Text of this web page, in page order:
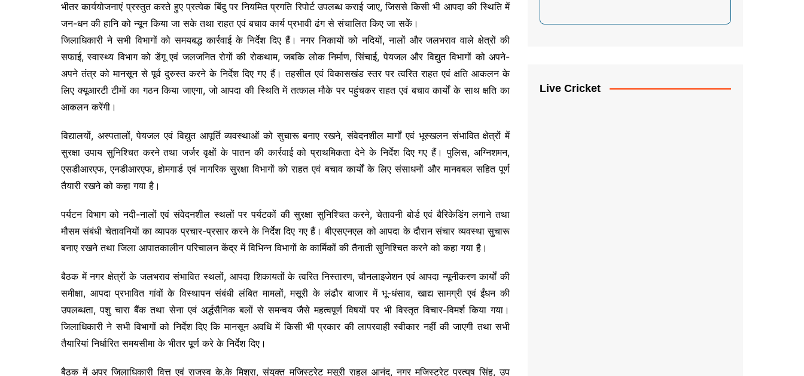
भीतर कार्ययोजनाएं प्रस्तुत करते हुए प्रत्येक बिंदु पर नियमित प्रगति रिपोर्ट उपलब्ध कराई जाए, जिससे किसी भी आपदा की स्थिति में
जन-धन की हानि को न्यून किया जा सके तथा राहत एवं बचाव कार्य प्रभावी ढंग से संचालित किए जा सकेें।
जिलाधिकारी ने सभी विभागों को समयबद्ध कार्रवाई के निर्देश दिए हैं। नगर निकायों को नदियों, नालों और जलभराव वाले क्षेत्रों की
सफाई, स्वास्थ्य विभाग को डेंगू एवं जलजनित रोगों की रोकथाम, जबकि लोक निर्माण, सिंचाई, पेयजल और विद्युत विभागों को अपने-
अपने तंत्र को मानसून से पूर्व दुरुस्त करने के निर्देश दिए गए हैं। तहसील एवं विकासखंड स्तर पर त्वरित राहत एवं क्षति आकलन के
लिए क्यूआरटी टीमों का गठन किया जाएगा, जो आपदा की स्थिति में तत्काल मौके पर पहुंचकर राहत एवं बचाव कार्यों के साथ क्षति का
आकलन करेंगी।
विद्यालयों, अस्पतालों, पेयजल एवं विद्युत आपूर्ति व्यवस्थाओं को सुचारू बनाए रखने, संवेदनशील मार्गों एवं भूस्खलन संभावित क्षेत्रों में
सुरक्षा उपाय सुनिश्चित करने तथा जर्जर वृक्षों के पातन की कार्रवाई को प्राथमिकता देने के निर्देश दिए गए हैं। पुलिस, अग्निशमन,
एसडीआरएफ, एनडीआरएफ, होमगार्ड एवं नागरिक सुरक्षा विभागों को राहत एवं बचाव कार्यों के लिए संसाधनों और मानवबल सहित पूर्ण
तैयारी रखने को कहा गया है।
पर्यटन विभाग को नदी-नालों एवं संवेदनशील स्थलों पर पर्यटकों की सुरक्षा सुनिश्चित करने, चेतावनी बोर्ड एवं बैरिकेडिंग लगाने तथा
मौसम संबंधी चेतावनियों का व्यापक प्रचार-प्रसार करने के निर्देश दिए गए हैं। बीएसएनएल को आपदा के दौरान संचार व्यवस्था सुचारू
बनाए रखने तथा जिला आपातकालीन परिचालन केंद्र में विभिन्न विभागों के कार्मिकों की तैनाती सुनिश्चित करने को कहा गया है।
बैठक में नगर क्षेत्रों के जलभराव संभावित स्थलों, आपदा शिकायतों के त्वरित निस्तारण, चौनलाइजेशन एवं आपदा न्यूनीकरण कार्यों की
समीक्षा, आपदा प्रभावित गांवों के विस्थापन संबंधी लंबित मामलों, मसूरी के लंढौर बाजार में भू-धंसाव, खाद्य सामग्री एवं ईंधन की
उपलब्धता, पशु चारा बैंक तथा सेना एवं अर्द्धसैनिक बलों से समन्वय जैसे महत्वपूर्ण विषयों पर भी विस्तृत विचार-विमर्श किया गया।
जिलाधिकारी ने सभी विभागों को निर्देश दिए कि मानसून अवधि में किसी भी प्रकार की लापरवाही स्वीकार नहीं की जाएगी तथा सभी
तैयारियां निर्धारित समयसीमा के भीतर पूर्ण करे के निर्देश दिए।
बैठक में अपर जिलाधिकारी वित्त एवं राजस्व के.के मिश्रा, संयुक्त मजिस्ट्रेट मसूरी राहुल आनंद, नगर मजिस्ट्रेट प्रत्युष सिंह, उप
Live Cricket